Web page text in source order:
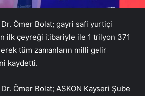
Dr. Ömer Bolat; gayri safi yurtiçi
ilk çeyreği itibariyle ile 1 trilyon 371
tüm zamanların milli gelir
kaydetti.
Ömer Bolat; ASKON Kayseri Şube